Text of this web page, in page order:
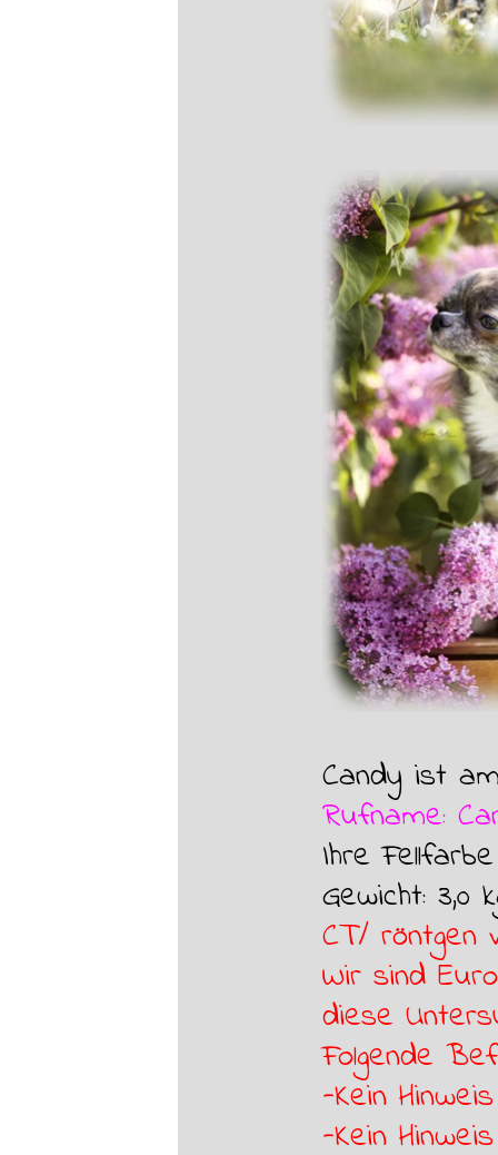
Candy ist
Rufname:
Ihre
Gewicht: 3,0
CT/ röntgen
Wir sind
diese
Folgende
-Kein
-Kein